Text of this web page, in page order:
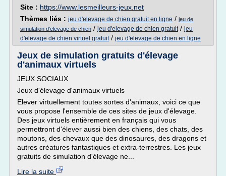
Site : https://www.lesmeilleurs-jeux.net
Thèmes liés : jeu d'elevage de chien gratuit en ligne / jeu de
simulation d'elevage de chien / jeu d'elevage de chien gratuit/ jeu
d'elevage de chien virtuel gratuit/ jeu d'elevage de chien en ligne
Jeux de simulation gratuits d'élevage
d'animaux virtuels
JEUX SOCIAUX
Jeux d'élevage d'animaux virtuels
Elever virtuellement toutes sortes d'animaux, voici ce que
vous propose l'ensemble de ces sites de jeux d'élevage.
Des jeux virtuels entièrement en français qui vous
permettront d'élever aussi bien des chiens, des chats, des
moutons, des chevaux que des dinosaures, des dragons et
autres créatures fantastiques et extra-terrestres. Les jeux
gratuits de simulation d'élevage ne...
Lire la suite